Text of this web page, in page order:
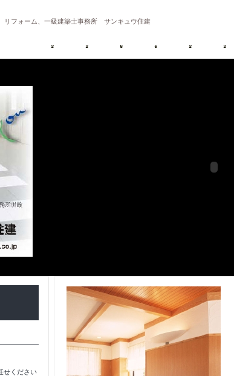
リフォーム、一級建築士事務所 サンキュウ住建
せください